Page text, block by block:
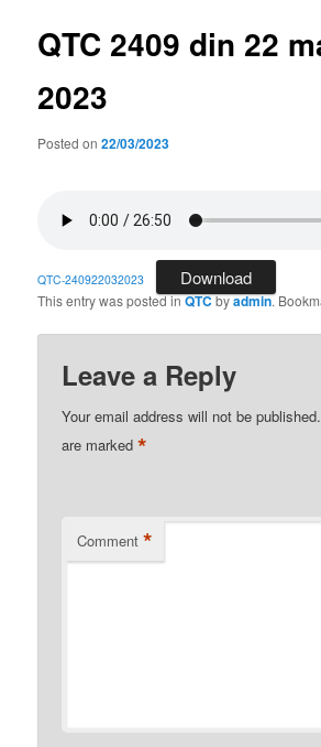
QTC 2409 din 22
2023
Posted on22/03/2023
QTC-240922032023 Download
This entry was posted inQTCbyadmin.
Leave a Reply
Your email address will not be published.
are marked*
Comment *